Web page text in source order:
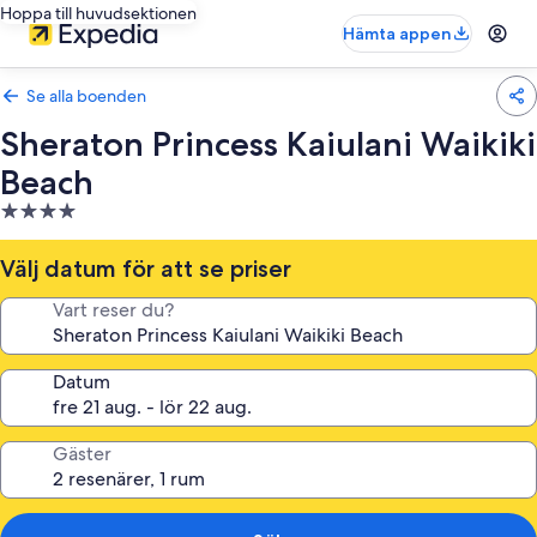
Hoppa till huvudsektionen
Hämta appen
Se alla boenden
Sheraton Princess Kaiulani Waikiki
Beach
4.0-
stjärnigt
boende
Välj datum för att se priser
Vart reser du?
Datum
Gäster